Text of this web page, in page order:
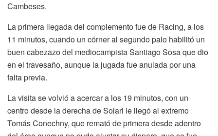
Cambeses.
La primera llegada del complemento fue de Racing, a los
11 minutos, cuando un córner al segundo palo habilitó un
buen cabezazo del mediocampista Santiago Sosa que dio
en el travesaño, aunque la jugada fue anulada por una
falta previa.
La visita se volvió a acercar a los 19 minutos, con un
centro desde la derecha de Solari le llegó al extremo
Tomás Conechny, que remató de primera desde adentro